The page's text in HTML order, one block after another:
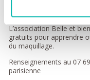
L’association Belle et
gratuits pour apprendre
du maquillage.
Renseignements au 07
parisienne